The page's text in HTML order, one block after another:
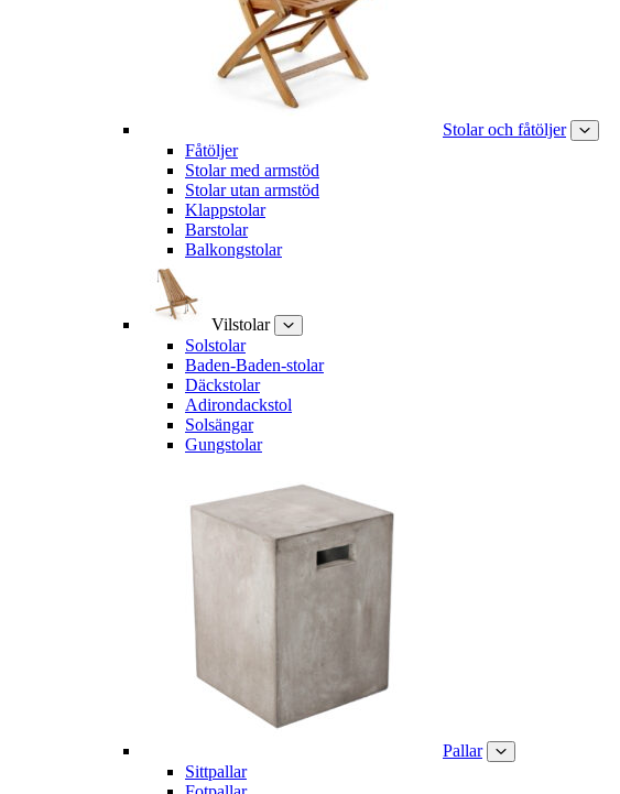
Stolar och fåtöljer
Fåtöljer
Stolar med armstöd
Stolar utan armstöd
Klappstolar
Barstolar
Balkongstolar
Vilstolar
Solstolar
Baden-Baden-stolar
Däckstolar
Adirondackstol
Solsängar
Gungstolar
Pallar
Sittpallar